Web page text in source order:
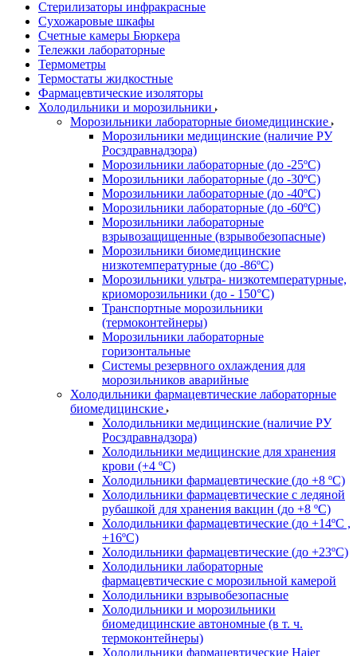
Стерилизаторы инфракрасные
Сухожаровые шкафы
Счетные камеры Бюркера
Тележки лабораторные
Термометры
Термостаты жидкостные
Фармацевтические изоляторы
Холодильники и морозильники
Морозильники лабораторные биомедицинские
Морозильники медицинские (наличие РУ
Росздравнадзора)
Морозильники лабораторные (до -25ºС)
Морозильники лабораторные (до -30ºС)
Морозильники лабораторные (до -40ºС)
Морозильники лабораторные (до -60ºС)
Морозильники лабораторные
взрывозащищенные (взрывобезопасные)
Морозильники биомедицинские
низкотемпературные (до -86ºС)
Морозильники ультра- низкотемпературные,
криоморозильники (до - 150°С)
Транспортные морозильники
(термоконтейнеры)
Морозильники лабораторные
горизонтальные
Системы резервного охлаждения для
морозильников аварийные
Холодильники фармацевтические лабораторные
биомедицинские
Холодильники медицинские (наличие РУ
Росздравнадзора)
Холодильники медицинские для хранения
крови (+4 ºС)
Холодильники фармацевтические (до +8 ºС)
Холодильники фармацевтические с ледяной
рубашкой для хранения вакцин (до +8 ºС)
Холодильники фармацевтические (до +14ºС ,
+16ºС)
Холодильники фармацевтические (до +23ºС)
Холодильники лабораторные
фармацевтические с морозильной камерой
Холодильники взрывобезопасные
Холодильники и морозильники
биомедицинские автономные (в т. ч.
термоконтейнеры)
Холодильники фармацевтические Haier